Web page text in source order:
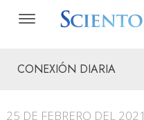
CONEXIÓN DIARIA
25 DE FEBRERO DEL 2021